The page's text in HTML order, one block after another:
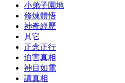
小弟子園地
修煉體悟
神奇經歷
其它
正念正行
迫害真相
神目如電
講真相